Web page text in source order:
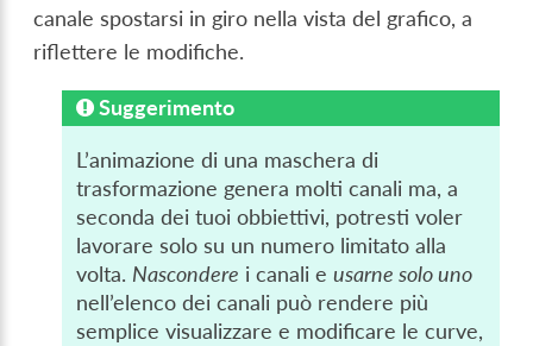
canale spostarsi in giro nella vista del grafico, a
riflettere le modifiche.
Suggerimento
L’animazione di una maschera di
trasformazione genera molti canali ma, a
seconda dei tuoi obbiettivi, potresti voler
lavorare solo su un numero limitato alla
volta. Nascondere i canali eusarne solo uno
nell’elenco dei canali può rendere più
semplice visualizzare e modificare le curve,